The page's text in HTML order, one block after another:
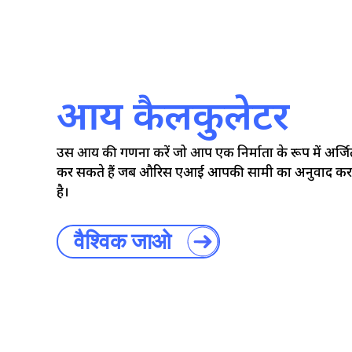
आय कैलकुलेटर
उस आय की गणना करें जो आप एक निर्माता के रूप में
कर सकते हैं जब औरिस एआई आपकी सामग्री का अनुवाद
है।
वैश्विक जाओ